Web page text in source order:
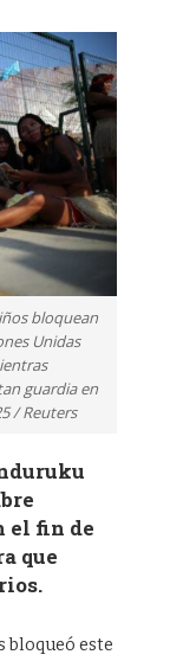
bloquean
Unidas
guardia en
/ Reuters
el fin de
que
bloqueó este